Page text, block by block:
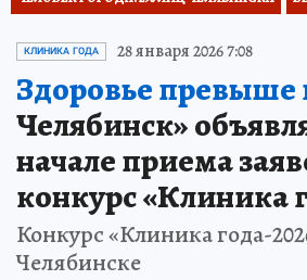
КЛИНИКА ГОДА 28 января 2026 7:08
Здоровье превыше
Челябинск»
начале приема
конкурс «Клиника
Конкурс «Клиника года-
Челябинске